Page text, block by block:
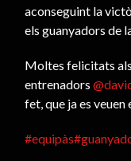
aconseguint la
els guanyadors de
Moltes felicitats
entrenadors
fet, que ja es veuen
#equipàs